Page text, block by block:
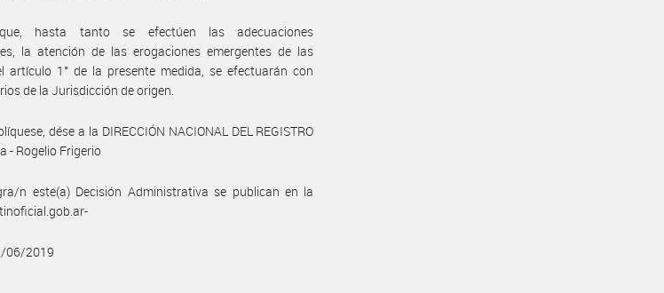
que, hasta tanto se efectúen las adecuaciones
la atención de las erogaciones emergentes de las
artículo 1° de la presente medida, se efectuarán con
de la Jurisdicción de origen.
dése a la DIRECCIÓN NACIONAL DEL REGISTRO
- Rogelio Frigerio
n este(a) Decisión Administrativa se publican en la
06/2019